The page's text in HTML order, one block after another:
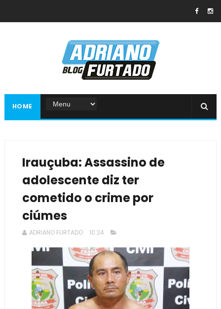
HOME
Irauçuba: Assassino de
adolescente diz ter
cometido o crime por
ciúmes
ADRIANO FURTADO 10:24